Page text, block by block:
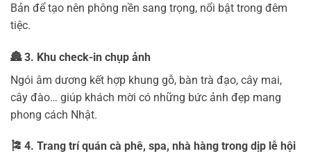
Bản để tạo nên phông nền sang trọng, nổi bật trong đêm
tiệc.
🏯3. Khu check-in chụp ảnh
Ngói âm dương kết hợp khung gỗ, bàn trà đạo, cây mai,
cây đào… giúp khách mời có những bức ảnh đẹp mang
phong cách Nhật.
🎏 4. Trang trí quán cà phê, spa, nhà hàng trong dịp lễ hội